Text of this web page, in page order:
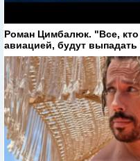
Роман Цимбалюк. "Все, кто
авиацией, будут выпадать